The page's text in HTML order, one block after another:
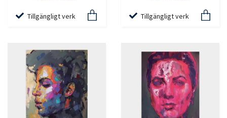
Tillgängligt verk Tillgängligt verk